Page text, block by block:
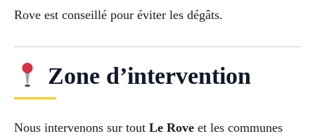
Rove est conseillé pour éviter les dégâts.
Zone d’intervention
Nous intervenons sur tout Le Rove et les communes